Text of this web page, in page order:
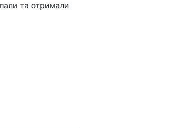
та отримали